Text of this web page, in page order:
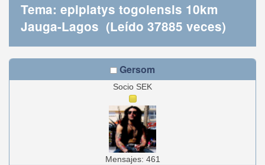
Tema: epiplatys togolensis 10km
Jauga-Lagos (Leído 37885 veces)
Gersom
Socio SEK
Mensajes: 461